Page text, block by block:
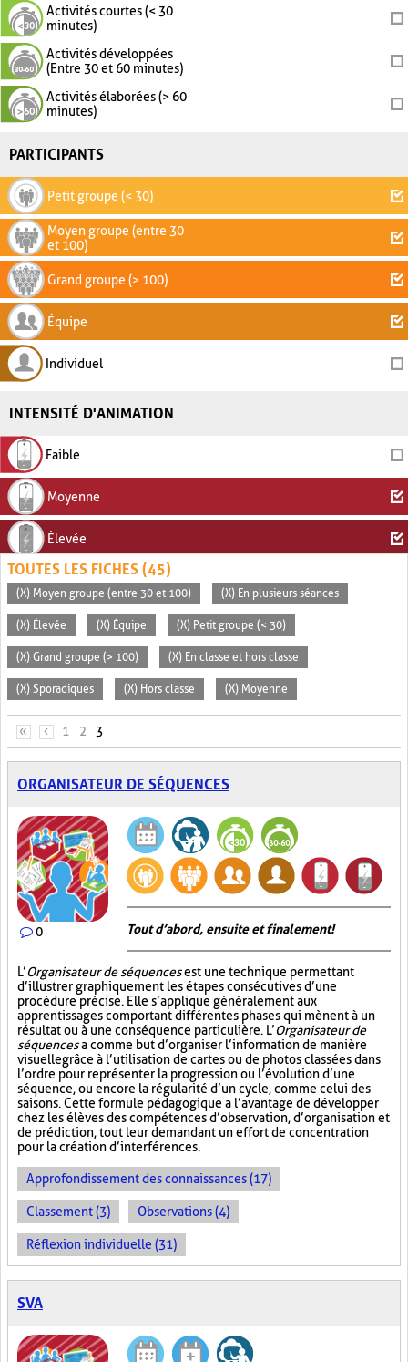
Activités courtes (< 30
minutes)
Activités développées
(Entre 30 et 60 minutes)
Activités élaborées (> 60
minutes)
PARTICIPANTS
Petit groupe (< 30)
Moyen groupe (entre 30
et 100)
Grand groupe (> 100)
Équipe
Individuel
INTENSITÉ D'ANIMATION
Faible
Moyenne
Élevée
TOUTES LES FICHES (45)
(X) Moyen groupe (entre 30 et 100) (X) En plusieurs séances
(X) Élevée (X) Équipe (X) Petit groupe (< 30)
(X) Grand groupe (> 100) (X) En classe et hors classe
(X) Sporadiques (X) Hors classe (X) Moyenne
PAGES
« ‹ 1 2 3
ORGANISATEUR DE SÉQUENCES
0 Tout d’abord, ensuite et finalement!
L’Organisateur de séquencesest une technique permettant
d’illustrer graphiquement les étapes consécutives d’une
procédure précise. Elle s’applique généralement aux
apprentissages comportant différentes phases qui mènent à un
résultat ou à une conséquence particulière. L’Organisateur de
séquencesa comme but d’organiser l’information de manière
visuellegrâce à l’utilisation de cartes ou de photos classées dans
l’ordre pour représenter la progression ou l’évolution d’une
séquence, ou encore la régularité d’un cycle, comme celui des
saisons. Cette formule pédagogique a l’avantage de développer
chez les élèves des compétences d’observation, d’organisation et
de prédiction, tout leur demandant un effort de concentration
pour la création d’interférences.
Approfondissement des connaissances (17)
Classement (3) Observations (4)
Réflexion individuelle (31)
SVA